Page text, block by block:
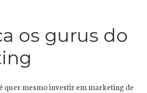
os gurus do
quer mesmo investir em marketing de